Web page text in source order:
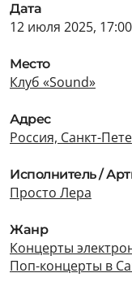
Дата
12 июля 2025, 17:00
Место
Клуб «Sound»
Адрес
Россия, Санкт-
Исполнитель /
Просто Лера
Жанр
Концерты
Поп-концерты в